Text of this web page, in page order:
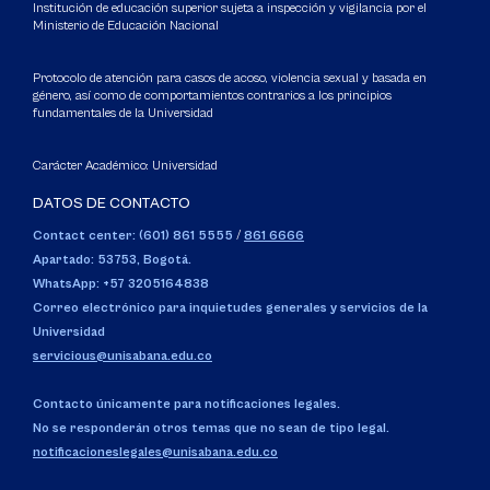
Institución de educación superior sujeta a inspección y vigilancia por el
Ministerio de Educación Nacional
Protocolo de atención para casos de acoso, violencia sexual y basada en
género, así como de comportamientos contrarios a los principios
fundamentales de la Universidad
Carácter Académico: Universidad
DATOS DE CONTACTO
Contact center: (601) 861 5555 / 861 6666
Apartado: 53753, Bogotá.
WhatsApp: +57 3205164838
Correo electrónico para inquietudes generales y servicios de la
Universidad
servicious@unisabana.edu.co
Contacto únicamente para notificaciones legales.
No se responderán otros temas que no sean de tipo legal.
notificacioneslegales@unisabana.edu.co